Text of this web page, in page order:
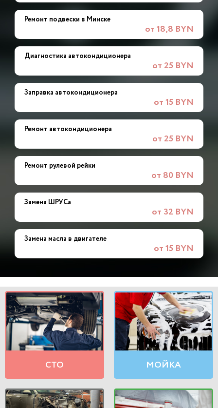
Ремонт подвески в Минске
от 18,8 BYN
Диагностика автокондиционера
от 25 BYN
Заправка автокондиционера
от 15 BYN
Ремонт автокондиционера
от 25 BYN
Ремонт рулевой рейки
от 80 BYN
Замена ШРУСа
от 32 BYN
Замена масла в двигателе
от 15 BYN
СТО МОЙКА